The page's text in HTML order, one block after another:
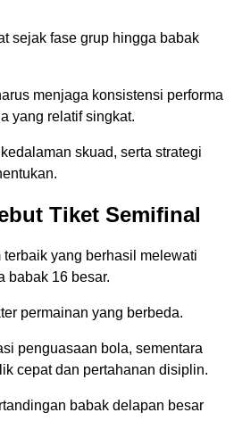
sejak fase grup hingga babak
menjaga konsistensi performa
yang relatif singkat.
skuad, serta strategi
Tiket Semifinal
yang berhasil melewati
babak 16 besar.
permainan yang berbeda.
penguasaan bola, sementara
cepat dan pertahanan disiplin.
babak delapan besar